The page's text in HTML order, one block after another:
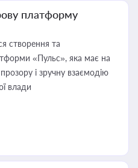
платформу
створення та
«Пульс», яка має на
і зручну взаємодію
влади